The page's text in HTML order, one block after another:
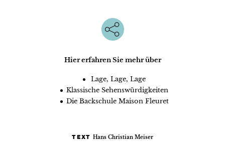
Hier erfahren Sie mehr über
Lage, Lage, Lage
Klassische Sehenswürdigkeiten
Die Backschule Maison Fleuret
TEXT Hans Christian Meiser